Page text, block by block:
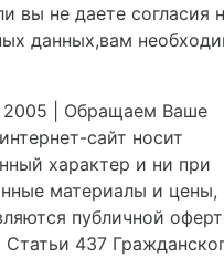
вы не даете согласия
данных,вам
2005 | Обращаем Ваше
сайт носит
характер и ни при
материалы и цены,
публичной
437